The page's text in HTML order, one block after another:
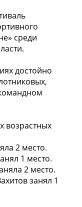
среди
достойно
возрастных
2 место.
1 место.
2 место.
занял 1